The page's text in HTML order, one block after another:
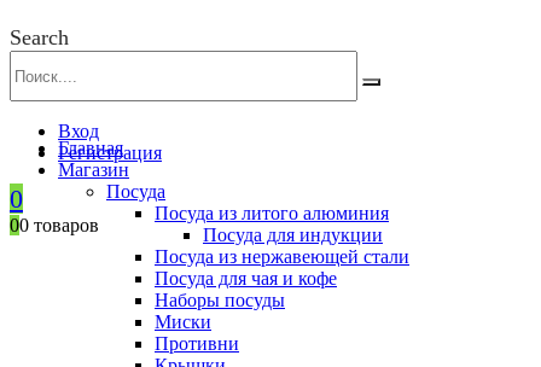
Search
Вход
Регистрация
0
00 товаров
Главная
Магазин
Посуда
Посуда из литого алюминия
Посуда для индукции
Посуда из нержавеющей стали
Посуда для чая и кофе
Наборы посуды
Миски
Противни